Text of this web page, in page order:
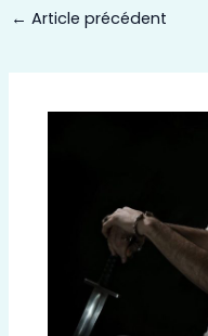
← Article précédent